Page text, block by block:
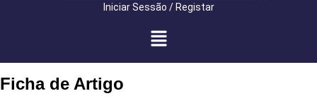
Iniciar Sessão / Registar
Ficha de Artigo